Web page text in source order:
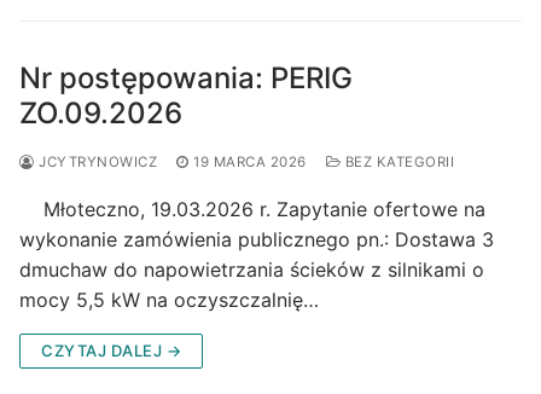
Nr postępowania: PERIG
ZO.09.2026
JCYTRYNOWICZ 19 MARCA 2026 BEZ KATEGORII
Młoteczno, 19.03.2026 r. Zapytanie ofertowe na
wykonanie zamówienia publicznego pn.: Dostawa 3
dmuchaw do napowietrzania ścieków z silnikami o
mocy 5,5 kW na oczyszczalnię…
CZYTAJ DALEJ →